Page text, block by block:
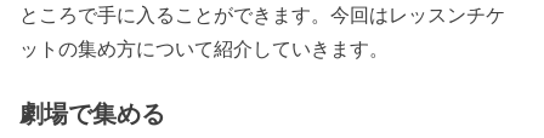
ところで手に入ることができます。今回はレッスンチケ
ットの集め方について紹介していきます。
劇場で集める